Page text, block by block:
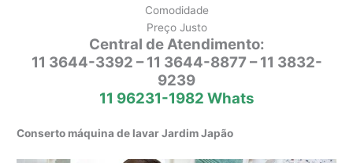
Comodidade
Preço Justo
Central de Atendimento:
11 3644-3392 – 11 3644-8877 – 11 3832-
9239
11 96231-1982 Whats
Conserto máquina de lavar Jardim Japão